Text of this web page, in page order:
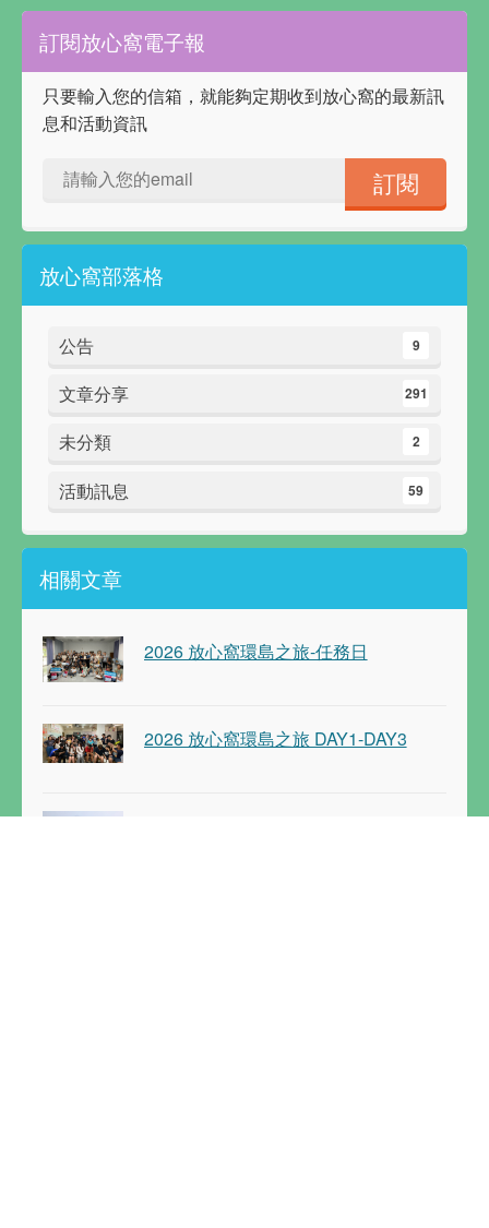
訂閱放心窩電子報
只要輸入您的信箱，就能夠定期收到放心窩的最新訊
息和活動資訊
放心窩部落格
公告 9
文章分享 291
未分類 2
活動訊息 59
相關文章
2026 放心窩環島之旅-任務日
2026 放心窩環島之旅 DAY1-DAY3